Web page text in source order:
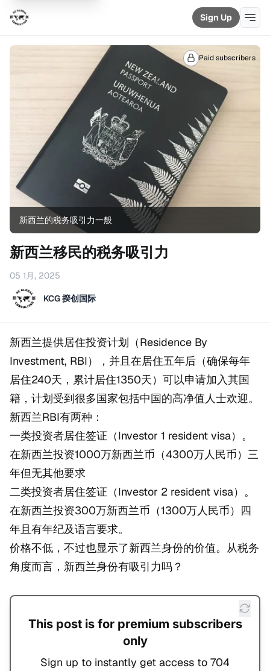
Sign Up
新西兰的税务吸引力一般
Paid subscribers
新西兰移民的税务吸引力
05 1月, 2025
KCG 揆创国际
新西兰提供居住投资计划（Residence By
Investment, RBI），并且在居住五年后（确保每年
居住240天，累计居住1350天）可以申请加入其国
籍，计划受到很多国家包括中国的高净值人士欢迎。
新西兰RBI有两种：
一类投资者居住签证（Investor 1 resident visa）。
在新西兰投资1000万新西兰币（4300万人民币）三
年但无其他要求
二类投资者居住签证（Investor 2 resident visa）。
在新西兰投资300万新西兰币（1300万人民币）四
年且有年纪及语言要求。
价格不低，不过也显示了新西兰身份的价值。从税务
角度而言，新西兰身份有吸引力吗？
This post is for premium subscribers
only
Sign up to instantly get access to 704